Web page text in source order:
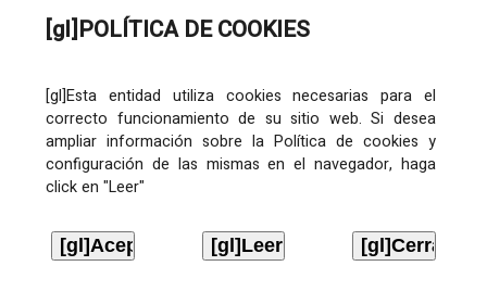
[gl]POLÍTICA DE COOKIES
[gl]Esta entidad utiliza cookies necesarias para el
correcto funcionamiento de su sitio web. Si desea
ampliar información sobre la Política de cookies y
configuración de las mismas en el navegador, haga
click en "Leer"
XML
Ficheiros varios
Ficheiro
asinado:
firma (.p7s):